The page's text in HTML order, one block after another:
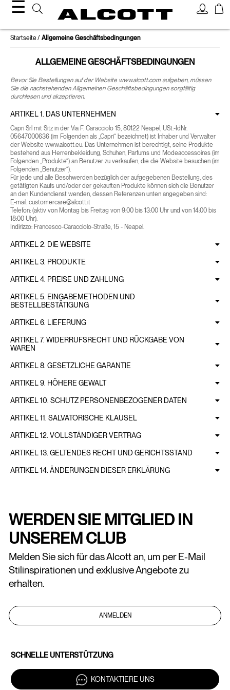
☰
Startseite Allgemeine Geschäftsbedingungen
ALLGEMEINE GESCHÄFTSBEDINGUNGEN
Bevor Sie Bestellungen auf der Website www.alcott.com aufgeben, müssen
Sie die nachstehenden Allgemeinen Geschäftsbedingungen sorgfältig
durchlesen und akzeptieren.
ARTIKEL 1. DAS UNTERNEHMEN
Capri Srl mit Sitz in der Via F. Caracciolo 15, 80122 Neapel, USt.-IdNr.
05647000636 (im Folgenden als „Capri“ bezeichnet) ist Inhaber und Verwalter
der Website www.alcott.eu. Das Unternehmen ist berechtigt, seine Produkte
bestehend aus Herrenbekleidung, Schuhen, Parfums und Modeaccessoires (im
Folgenden „Produkte“) an Benutzer zu verkaufen, die die Website besuchen (im
Folgenden „Benutzer“).
Für jede und alle Beschwerden bezüglich der aufgegebenen Bestellung, des
getätigten Kaufs und/oder der gekauften Produkte können sich die Benutzer
an den Kundendienst wenden, dessen Referenzen unten angegeben sind:
E-mail: customercare@alcott.it
Telefon: (aktiv von Montag bis Freitag von 9:00 bis 13:00 Uhr und von 14:00 bis
18:00 Uhr).
Indirizzo: Francesco-Caracciolo-Straße, 15 - Neapel.
ARTIKEL 2. DIE WEBSITE
ARTIKEL 3. PRODUKTE
ARTIKEL 4. PREISE UND ZAHLUNG
ARTIKEL 5. EINGABEMETHODEN UND
BESTELLBESTÄTIGUNG
ARTIKEL 6. LIEFERUNG
ARTIKEL 7. WIDERRUFSRECHT UND RÜCKGABE VON
WAREN
ARTIKEL 8. GESETZLICHE GARANTIE
ARTIKEL 9. HÖHERE GEWALT
ARTIKEL 10. SCHUTZ PERSONENBEZOGENER DATEN
ARTIKEL 11. SALVATORISCHE KLAUSEL
ARTIKEL 12. VOLLSTÄNDIGER VERTRAG
ARTIKEL 13. GELTENDES RECHT UND GERICHTSSTAND
ARTIKEL 14. ÄNDERUNGEN DIESER ERKLÄRUNG
WERDEN SIE MITGLIED IN
UNSEREM CLUB
Melden Sie sich für das Alcott an, um per E-Mail
Stilinspirationen und exklusive Angebote zu
erhalten.
ANMELDEN
SCHNELLE UNTERSTÜTZUNG
KONTAKTIERE UNS